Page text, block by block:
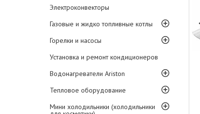
Электроконвекторы
Газовые и жидко топливные котлы
Горелки и насосы
Установка и ремонт кондиционеров
Водонагреватели Ariston
Тепловое оборудование
Мини холодильники (холодильники